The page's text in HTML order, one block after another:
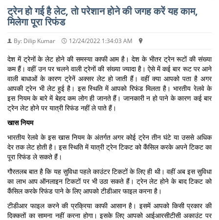
ट्रेन हो गई है लेट, तो परेशान होने की जगह करें यह काम,
मिलेगा पूरा रिफंड
By: Dilip Kumar 12/24/2022 1:34:03 AM
देश में ट्रेनों के लेट होने की समस्या काफी आम है। देश के भीतर ट्रेन रूटों की संख्या
कम हैं। वहीं उन पर चलने वाली ट्रेनों की संख्या ज्यादा है। ऐसे में कई बार रूट पर आने
वाली बाधाओं के कारण ट्रेनें अक्सर लेट हो जाती हैं। वहीं क्या आपको पता है अगर
आपकी ट्रेन भी लेट हुई है। इस स्थिति में आपको रिफंड मिलता है। भारतीय रेलवे के
इस नियम के बारे में बेहद कम लोग ही जानते हैं। जानकारी न हो पाने के कारण कई बार
ट्रेन लेट होने पर यात्री रिफंड नहीं ले पाते हैं।
खास नियम
भारतीय रेलवे के इस खास नियम के अंतर्गत अगर कोई ट्रेन तीन घंटे या उससे अधिक
देर तक लेट होती है। इस स्थिति में यात्री ट्रेन टिकट को कैंसिल करके अपने टिकट का
पूरा रिफंड ले सकते हैं।
गौरतलब बात है कि यह सुविधा पहले काउंटर टिकटों के लिए ही थी। वहीं अब इस सुविधा
का लाभ आप ऑनलाइन टिकटों पर भी उठा सकते हैं। ट्रेन लेट होने के बाद टिकट को
कैंसिल करके रिफंड पाने के लिए आपको टीडीआर फाइल करना है।
टीडीआर फाइल करने की प्रक्रिया काफी आसान है। इसमें आपको किसी प्रकार की
दिक्कतों का सामना नहीं करना होगा। इसके लिए आपको आईआरसीटीसी अकाउंट पर